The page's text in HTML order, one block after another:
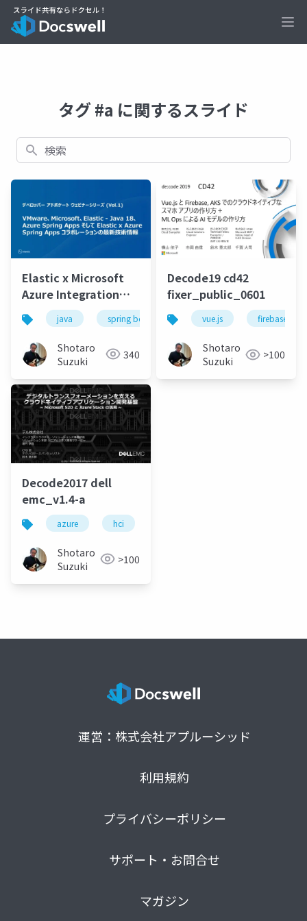
タグ #a に関するスライド
検索
Elastic x Microsoft
Azure Integration
Evolution -
Integrated
Monitoring for Spring
Boot
Applications.pdf
java spring boot azure spring cloud
Shotaro
Suzuki
340
Decode19 cd42
fixer_public_0601
vue.js firebase
Shotaro
Suzuki
>100
Decode2017 dell
emc_v1.4-a
azure hci
Shotaro
Suzuki
>100
運営：株式会社アプルーシッド
利用規約
プライバシーポリシー
サポート・お問合せ
マガジン